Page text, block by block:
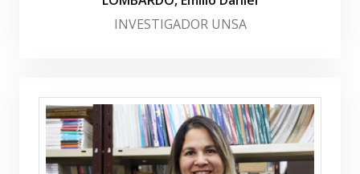
INVESTIGADOR UNSA